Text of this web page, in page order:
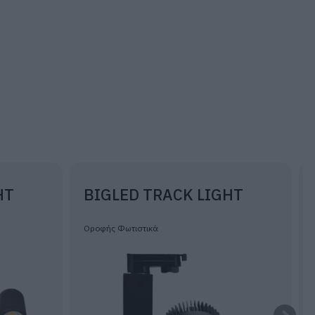
BIGLED TRACK LIGHT
Οροφής Φωτιστικά